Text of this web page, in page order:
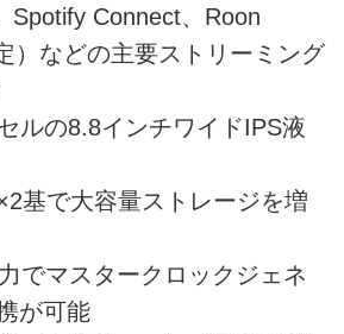
Spotify Connect、Roon
）などの主要ストリーミング
ルの8.8インチワイドIPS液
基で大容量ストレージを増
でマスタークロックジェネ
が可能